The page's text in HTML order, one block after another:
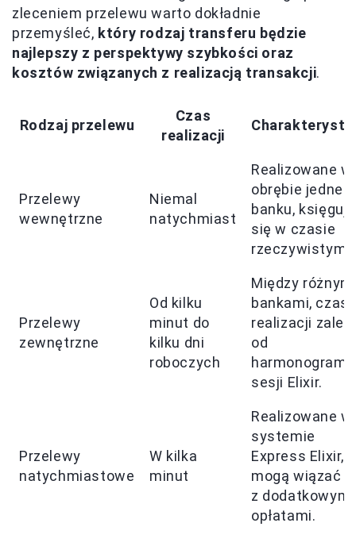
zleceniem przelewu warto dokładnie
przemyśleć, który rodzaj transferu będzie
najlepszy z perspektywy szybkości oraz
kosztów związanych z realizacją transakcji.
Rodzaj przelewu
Czas
realizacji
Przelewy
wewnętrzne
Niemal
natychmiast
Realizowane w
obrębie
banku, księgują
się w czasie
rzeczywistym.
Przelewy
zewnętrzne
Od kilku
minut do
kilku dni
roboczych
Między
bankami, czas
realizacji
od
harmonogramu
sesji Elixir.
Przelewy
natychmiastowe
W kilka
minut
Realizowane w
systemie
Express Elixir,
mogą wiązać
z dodatkowymi
opłatami.